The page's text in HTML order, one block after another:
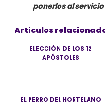
ponerlos al
Artículos
ELECCIÓN DE LOS 12
APÓSTOLES
EL PERRO DEL HORTELANO